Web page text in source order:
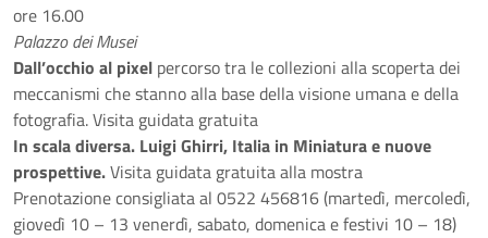
ore 16.00
Palazzo dei Musei
Dall’occhio al pixel percorso tra le collezioni alla scoperta dei
meccanismi che stanno alla base della visione umana e della
fotografia. Visita guidata gratuita
In scala diversa. Luigi Ghirri, Italia in Miniatura e nuove
prospettive.Visita guidata gratuita alla mostra
Prenotazione consigliata al 0522 456816 (martedì, mercoledì,
giovedì 10 – 13 venerdì, sabato, domenica e festivi 10 – 18)